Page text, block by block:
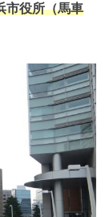
市役所（馬車